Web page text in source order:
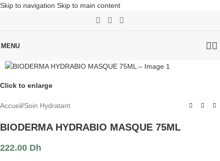
Skip to navigation Skip to main content
MENU
Click to enlarge
Accueil/Soin Hydratant
BIODERMA HYDRABIO MASQUE 75ML
222.00 Dh